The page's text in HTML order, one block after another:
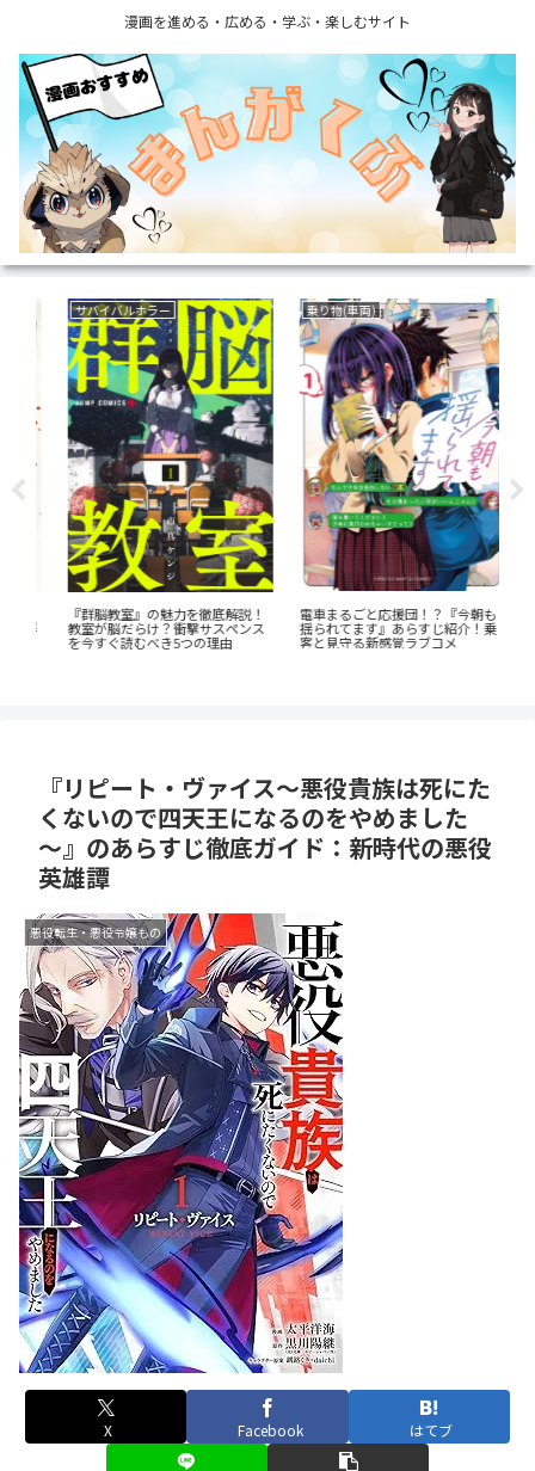
漫画を進める・広める・学ぶ・楽しむサイト
サバイバルホラー
『群脳教室』の魅力を徹底解説！
教室が脳だらけ？衝撃サスペンス
を今すぐ読むべき5つの理由
乗り物(車両)
電車まるごと応援団！？『今朝も
揺られてます』あらすじ紹介！乗
客と見守る新感覚ラブコメ
『リピート・ヴァイス～悪役貴族は死にた
くないので四天王になるのをやめました
～』のあらすじ徹底ガイド：新時代の悪役
英雄譚
悪役転生・悪役令嬢もの
X Facebook はてブ